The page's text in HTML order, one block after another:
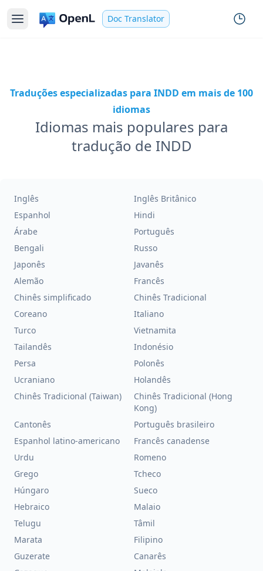
Doc Translator
Traduções especializadas para INDD em mais de 100
idiomas
Idiomas mais populares para
tradução de INDD
Inglês
Inglês Britânico
Espanhol
Hindi
Árabe
Português
Bengali
Russo
Japonês
Javanês
Alemão
Francês
Chinês simplificado
Chinês Tradicional
Coreano
Italiano
Turco
Vietnamita
Tailandês
Indonésio
Persa
Polonês
Ucraniano
Holandês
Chinês Tradicional (Taiwan)
Chinês Tradicional (Hong
Kong)
Cantonês
Português brasileiro
Espanhol latino-americano
Francês canadense
Urdu
Romeno
Grego
Tcheco
Húngaro
Sueco
Hebraico
Malaio
Telugu
Tâmil
Marata
Filipino
Guzerate
Canarês